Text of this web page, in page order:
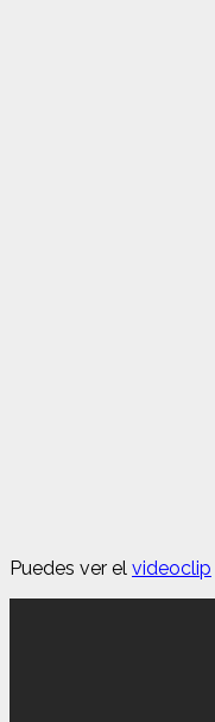
Puedes ver el videoclip